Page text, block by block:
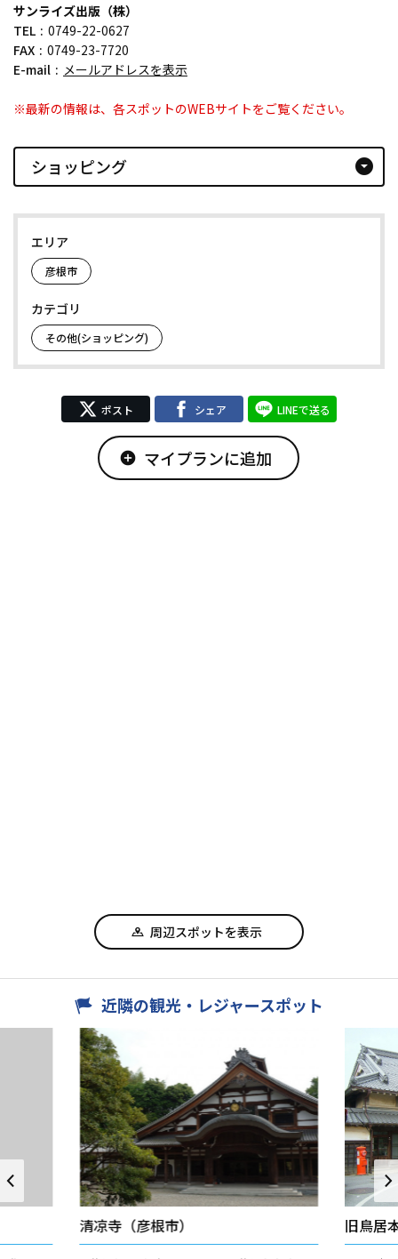
サンライズ出版（株）
TEL
0749-22-0627
FAX
0749-23-7720
E-mail
メールアドレスを表示
※最新の情報は、各スポットのWEBサイトをご覧ください。
ショッピング arrow_drop_down_circle
エリア
彦根市
カテゴリ
その他(ショッピング)
ポスト シェア LINEで送る
add_circle マイプランに追加
周辺スポットを表示
近隣の観光・レジャースポット
清凉寺（彦根市） 旧鳥居